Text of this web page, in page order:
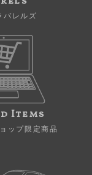
バレルズ
Items
ップ限定商品